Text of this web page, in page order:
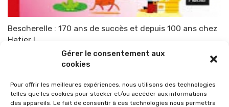
Gérer le consentement aux
cookies
Pour offrir les meilleures expériences, nous utilisons des technologies
telles que les cookies pour stocker et/ou accéder aux informations
des appareils. Le fait de consentir à ces technologies nous permettra
Bescherelle : 170 ans de succès et depuis 100 ans chez
Hatier !
TOP-PARENTS 5 septembre 2013